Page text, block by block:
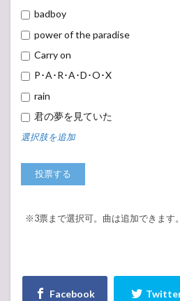
badboy
power of the paradise
Carry on
P･A･R･A･D･O･X
rain
君の夢を見ていた
選択肢を追加
※3票まで選択可。曲は追加できます。